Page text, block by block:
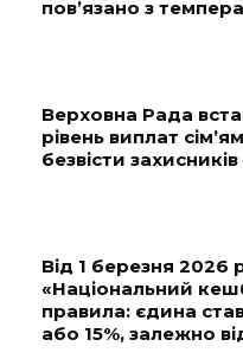
пов’язано з
Верховна Рада
рівень виплат
безвісти
Від 1 березня 2026
«Національний
правила: єдина
або 15%, залежно